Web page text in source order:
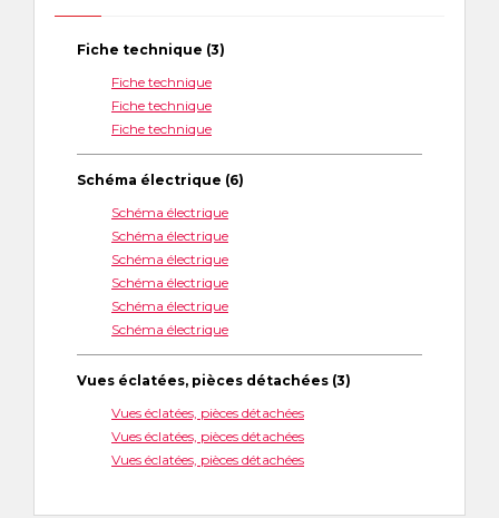
Fiche technique (3)
Fiche technique
Fiche technique
Fiche technique
Schéma électrique (6)
Schéma électrique
Schéma électrique
Schéma électrique
Schéma électrique
Schéma électrique
Schéma électrique
Vues éclatées, pièces détachées (3)
Vues éclatées, pièces détachées
Vues éclatées, pièces détachées
Vues éclatées, pièces détachées